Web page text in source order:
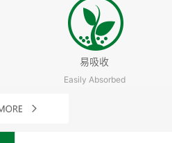
易吸收
Easily Absorbed